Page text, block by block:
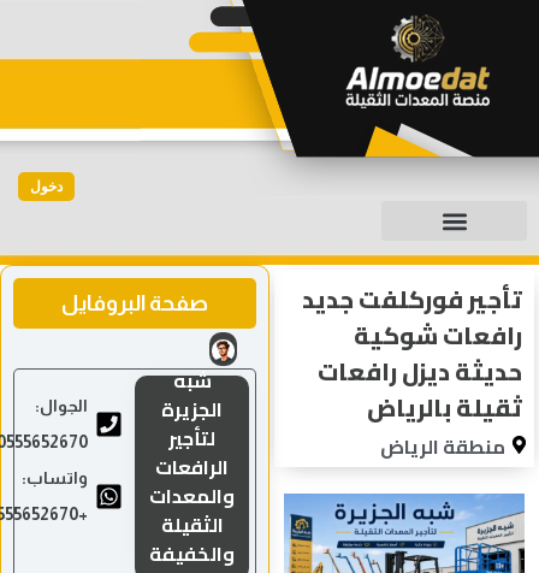
دخول
فوركلفت جديد
شوكية
ديزل رافعات
بالرياض
منطقة الرياض
صفحة البروفايل
شبه
الجزيرة
لتأجير
الرافعات
والمعدات
الثقيلة
والخفيفة
الجوال:
0555652670
واتساب:
+966555652670